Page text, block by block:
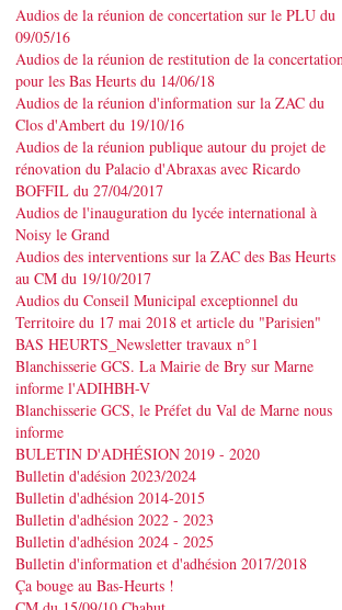
Audios de la réunion de concertation sur le PLU du
09/05/16
Audios de la réunion de restitution de la
pour les Bas Heurts du 14/06/18
Audios de la réunion d'information sur la ZAC du
Clos d'Ambert du 19/10/16
Audios de la réunion publique autour du projet de
rénovation du Palacio d'Abraxas avec Ricardo
BOFFIL du 27/04/2017
Audios de l'inauguration du lycée international à
Noisy le Grand
Audios des interventions sur la ZAC des Bas Heurts
au CM du 19/10/2017
Audios du Conseil Municipal exceptionnel du
Territoire du 17 mai 2018 et article du "Parisien"
BAS HEURTS_Newsletter travaux n°1
Blanchisserie GCS. La Mairie de Bry sur Marne
informe l'ADIHBH-V
Blanchisserie GCS, le Préfet du Val de Marne nous
informe
BULETIN D'ADHÉSION 2019 - 2020
Bulletin d'adésion 2023/2024
Bulletin d'adhésion 2014-2015
Bulletin d'adhésion 2022 - 2023
Bulletin d'adhésion 2024 - 2025
Bulletin d'information et d'adhésion 2017/2018
Ça bouge au Bas-Heurts !